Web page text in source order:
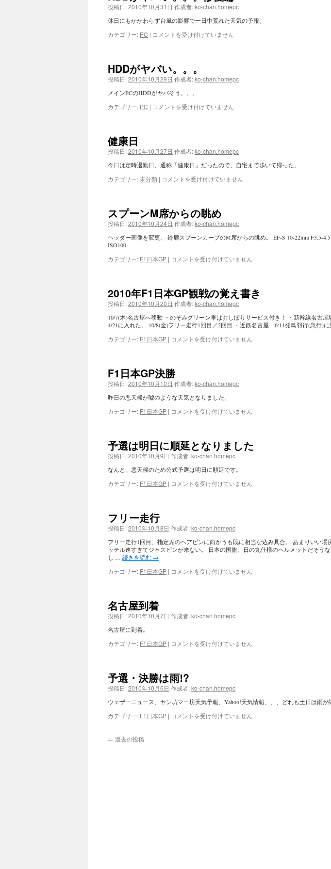
投稿日:2010年10月31日 作成者:ko-chan.homepc
休日にもかかわらず台風の影響で一日中荒れた天気の予報。
カテゴリー: PC | HDD
い。。。
修
編
コメントを受け付けていません
HDDがヤバい。。。
投稿日:2010年10月29日 作成者:ko-chan.homepc
メインPCのHDDがヤバそう。。。
カテゴリー: PC | HDD
は
コメントを受け付けていません
健康日
投稿日:2010年10月27日 作成者:ko-chan.homepc
今日は定時退勤日、通称「健康日」だったので、自宅まで歩いて帰った。
カテゴリー:未分類 | 健
コメントを受け付けていません
スプーンM席からの眺め
投稿日:2010年10月24日 作成者:ko-chan.homepc
ヘッダー画像を変更。 鈴鹿スプーンカーブのM席からの眺め。 EF-S 10-22mm F3.5-
ISO100
カテゴリー: F1日本GP | ス
M
席
ら
の
眺
コメントを受け付けていません
2010年F1日本GP観戦の覚え書き
投稿日:2010年10月20日 作成者:ko-chan.homepc
10/7(木)名古屋へ移動 ・のぞみグリーン車はおしぼりサービス付き！ ・新幹線名古
4/21に入れた。 10/8(金)フリー走行1回目／2回目 ・近鉄名古屋 6:11発鳥羽行(急行)
カテゴリー: F1日本GP | 2010
本
GP
戦
覚
き
は
コメントを受け付けていません
F1日本GP決勝
投稿日:2010年10月10日 作成者:ko-chan.homepc
昨日の悪天候が嘘のような天気となりました。
カテゴリー: F1日本GP | F1
決
勝
コメントを受け付けていません
予選は明日に順延となりました
投稿日:2010年10月9日 作成者:ko-chan.homepc
なんと、悪天候のため公式予選は明日に順延です。
カテゴリー: F1日本GP | 予
に
延
と
り
コメントを受け付けていません
フリー走行
投稿日:2010年10月8日 作成者:ko-chan.homepc
フリー走行1回目、指定席のヘアピンに向かうも既に相当な込み具合。 あまりいい
ッテル速すぎてジャスピンが来ない。 日本の国旗、日の丸仕様のヘルメットだそう
し … 続きを読む →
カテゴリー: F1日本GP | フ
は
コメントを受け付けていません
名古屋到着
投稿日:2010年10月7日 作成者:ko-chan.homepc
名古屋に到着。
カテゴリー: F1日本GP | 名
着
は
コメントを受け付けていません
予選・決勝は雨!?
投稿日:2010年10月6日 作成者:ko-chan.homepc
ウェザーニュース、ヤン坊マー坊天気予報、Yahoo!天気情報、、、どれも土日は雨が
カテゴリー: F1日本GP | 予
コメントを受け付けていません
← 過去の投稿